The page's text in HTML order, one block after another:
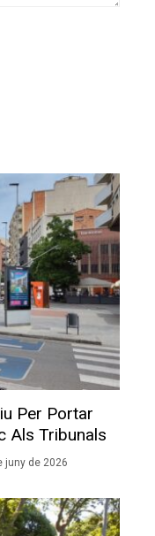
Per Portar
Als Tribunals
juny de 2026